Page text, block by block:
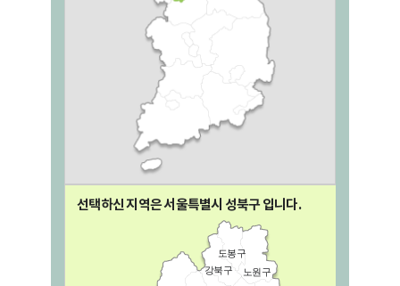
선택하신 지역은 서울특별시 성북구입니다.
도봉구
강북구
노원구